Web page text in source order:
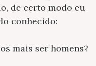
de certo modo eu
conhecido:
mais ser homens?